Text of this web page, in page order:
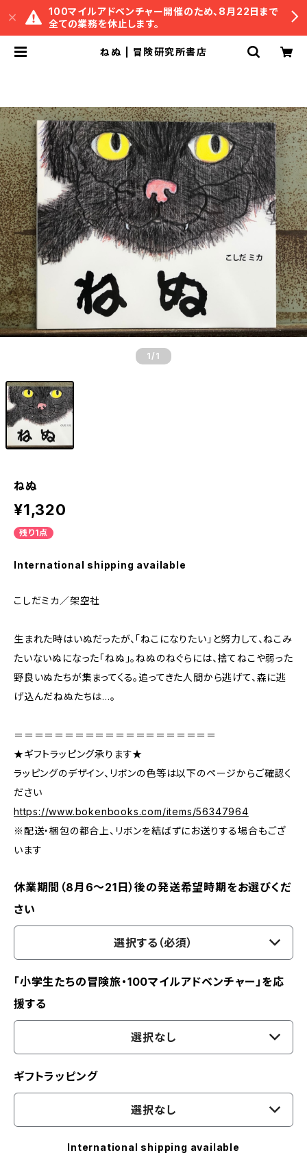
100マイルアドベンチャー開催のため、8月22日まで
全ての業務を休止します。
ねぬ | 冒険研究所書店
1 /1
ねぬ
¥1,320
残り1点
International shipping available
こしだミカ／架空社
生まれた時はいぬだったが、「ねこになりたい」と努力して、ねこみ
たいないぬになった「ねぬ」。ねぬのねぐらには、捨てねこや弱った
野良いぬたちが集まってくる。追ってきた人間から逃げて、森に逃
げ込んだねぬたちは…。
＝＝＝＝＝＝＝＝＝＝＝＝＝＝＝＝＝＝＝＝
★ギフトラッピング承ります★
ラッピングのデザイン、リボンの色等は以下のページからご確認く
ださい
https://www.bokenbooks.com/items/56347964
※配送・梱包の都合上、リボンを結ばずにお送りする場合もござ
います
休業期間（8月6〜21日）後の発送希望時期をお選びくだ
さい
選択する（必須）
「小学生たちの冒険旅・100マイルアドベンチャー」を応
援する
選択なし
ギフトラッピング
選択なし
International shipping available